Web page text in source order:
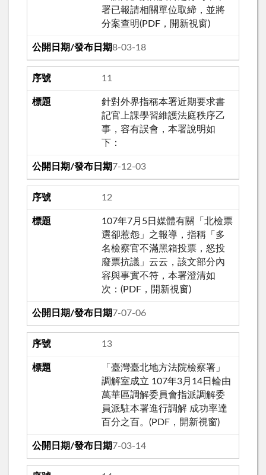
署已報請相關單位取締，並將
分案查明(PDF，開新視窗)
108-03-18
11
針對外界指稱本署近期要求書
記官上課學習維護法庭秩序乙
事，容有誤會，本署說明如
下：
107-12-03
12
107年7月5日媒體有關「北檢票
選卻惹怨」之報導，指稱「多
名檢察官不滿黑箱投票，怒投
廢票抗議」云云，該文部分內
容與事實不符，本署澄清如
次：(PDF，開新視窗)
107-07-06
13
「臺灣臺北地方法院檢察署」
調解室成立 107年3月14日輪由
萬華區調解委員會指派調解委
員派駐本署進行調解 成功率達
百分之百。(PDF，開新視窗)
107-03-14